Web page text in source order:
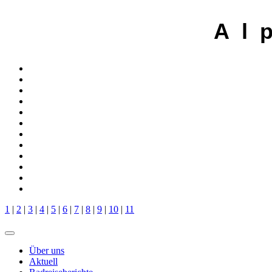
A l
1 | 2 | 3 | 4 | 5 | 6 | 7 | 8 | 9 | 10 | 11
Über uns
Aktuell